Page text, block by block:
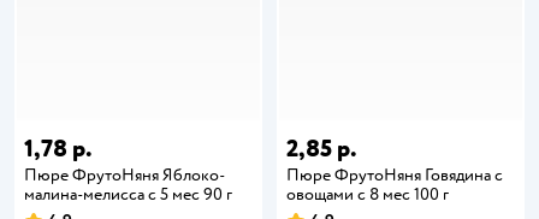
1,78 р.
Пюре ФрутоНяня Яблоко-
малина-мелисса с 5 мес 90 г
2,85 р.
Пюре ФрутоНяня Говядина с
овощами с 8 мес 100 г